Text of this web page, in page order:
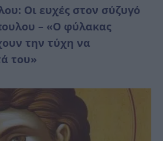
Οι ευχές στον σύζυγό
– «Ο φύλακας
την τύχη να
του»